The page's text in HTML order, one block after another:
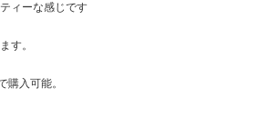
ィーな感じです
す。
購入可能。